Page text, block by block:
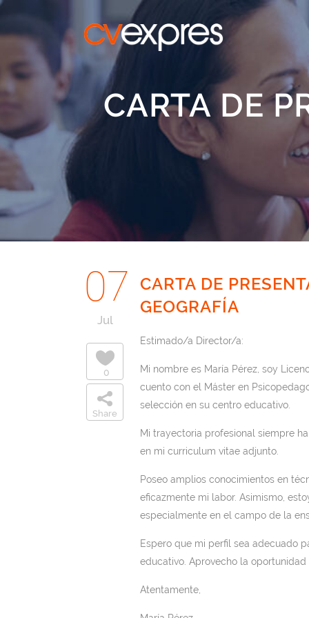
CARTA DE
07
Jul
0
Share
CARTA DE
GEOGRAFÍA
Estimado/a Director/a:
Mi nombre es María Pérez, soy
cuento con el Máster en
selección en su centro educativo.
Mi trayectoria profesional siempre
en mi curriculum vitae adjunto.
Poseo amplios conocimientos en
eficazmente mi labor. Asimismo,
especialmente en el campo de la
Espero que mi perfil sea adecuado
educativo. Aprovecho la
Atentamente,